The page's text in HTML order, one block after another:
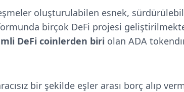
oluşturulabilen esnek,
birçok DeFi projesi
DeFi coinlerden biri olan ADA
bir şekilde eşler arası borç alıp